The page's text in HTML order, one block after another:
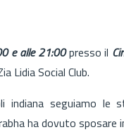
e alle 21:00presso il
Lidia Social Club.
indiana seguiamo
ha dovuto